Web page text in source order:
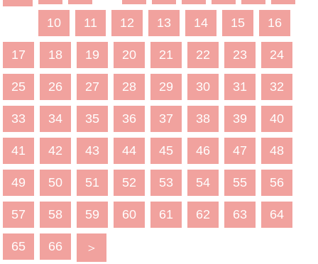
10 11 12 13 14 15 16
17 18 19 20 21 22 23 24
25 26 27 28 29 30 31 32
33 34 35 36 37 38 39 40
41 42 43 44 45 46 47 48
49 50 51 52 53 54 55 56
57 58 59 60 61 62 63 64
65 66 ＞